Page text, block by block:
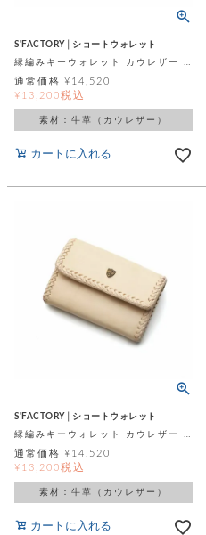
S'FACTORY│ショートウォレット
通常価格 ¥ 14,520
¥ 13,200税込
素材：牛革（カウレザー）
カートに入れる
S'FACTORY│ショートウォレット
通常価格 ¥ 14,520
¥ 13,200税込
素材：牛革（カウレザー）
カートに入れる